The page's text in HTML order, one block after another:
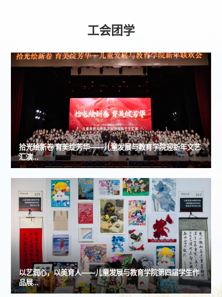
工会团学
拾光绘新卷 育美绽芳华——儿童发展与教育学院迎新年文艺
汇演...
以艺润心，以美育人——儿童发展与教育学院第四届学生作
品展...